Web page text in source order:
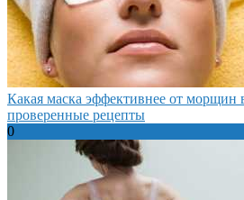
Какая маска эффективнее от морщин
проверенные рецепты
0